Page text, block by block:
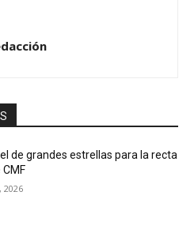
de grandes estrellas para la recta
2026